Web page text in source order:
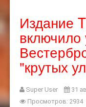
Издание
включило
"крутых
Super User
31
Просмотров: 2934